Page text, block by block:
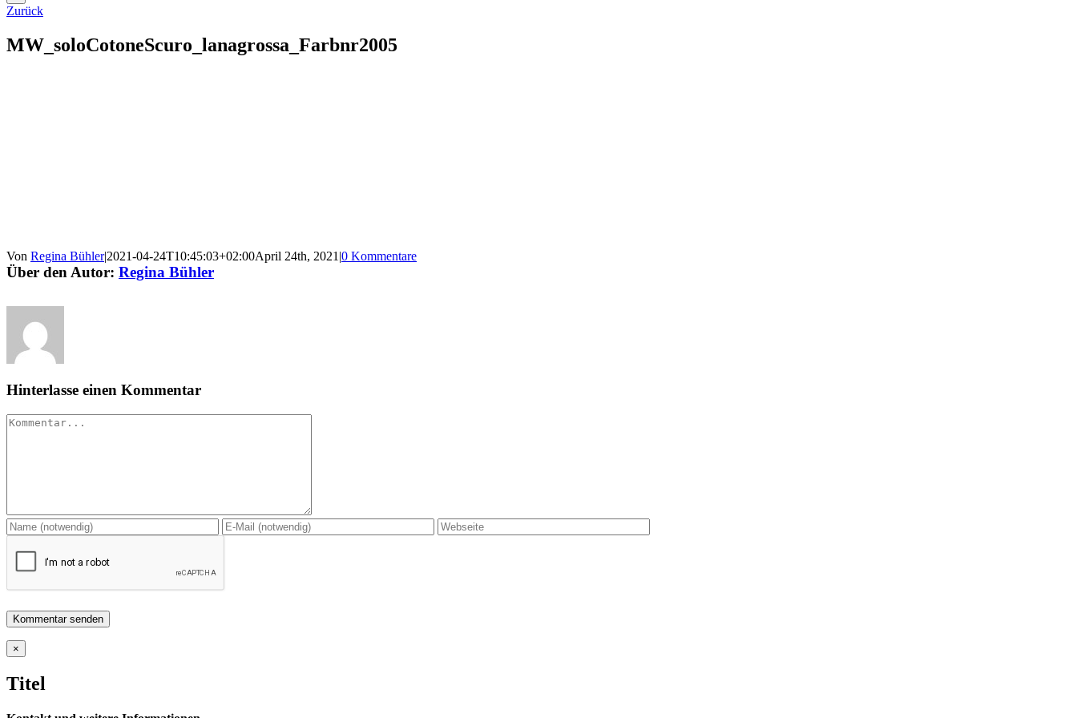
Zurück
MW_soloCotoneScuro_lanagrossa_Farbnr2005
Von Regina Bühler|2021-04-24T10:45:03+02:00April 24th, 2021 |0 Kommentare
Über den Autor: Regina Bühler
Hinterlasse einen Kommentar
Kommentar
Close
product
view
×
Titel